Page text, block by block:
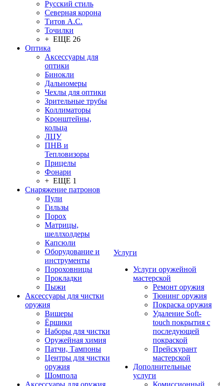
Русский стиль
Северная корона
Титов А.С.
Точилки
+ ЕЩЕ 26
Оптика
Аксессуары для
оптики
Бинокли
Дальномеры
Чехлы для оптики
Зрительные трубы
Коллиматоры
Кронштейны,
кольца
ЛЦУ
ПНВ и
Тепловизоры
Прицелы
Фонари
+ ЕЩЕ 1
Снаряжение патронов
Пули
Гильзы
Порох
Матрицы,
шеллхолдеры
Капсюли
Оборудование и
инструменты
Пороховницы
Прокладки
Пыжи
Аксессуары для чистки
оружия
Вишеры
Ёршики
Наборы для чистки
Оружейная химия
Патчи, Тампоны
Центры для чистки
оружия
Шомпола
Аксессуары для оружия
Услуги
Услуги оружейной
мастерской
Ремонт оружия
Тюнинг оружия
Покраска оружия
Удаление Soft-
touch покрытия с
последующей
покраской
Прейскурант
мастерской
Дополнительные
услуги
Комиссионный